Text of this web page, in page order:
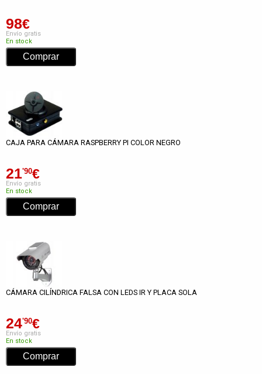
98€
Envío gratis
En stock
CAJA PARA CÁMARA RASPBERRY PI COLOR NEGRO
21'90€
Envío gratis
En stock
CÁMARA CILÍNDRICA FALSA CON LEDS IR Y PLACA SOLA
24'90€
Envío gratis
En stock